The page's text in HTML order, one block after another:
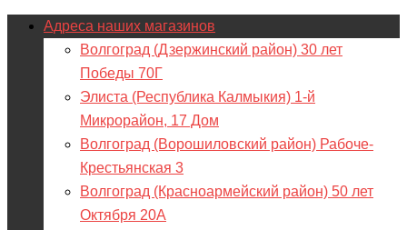
Адреса наших магазинов
Волгоград (Дзержинский район) 30 лет
Победы 70Г
Элиста (Республика Калмыкия) 1-й
Микрорайон, 17 Дом
Волгоград (Ворошиловский район) Рабоче-
Крестьянская 3
Волгоград (Красноармейский район) 50 лет
Октября 20А